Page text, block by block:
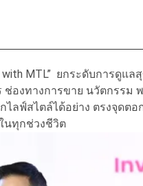
MTL” ยกระดับการดูแ
งทางการขาย นวัตกรรม
ลฟ์สไตล์ได้อย่าง ตรงจุดต
นทุกช่วงชีวิต